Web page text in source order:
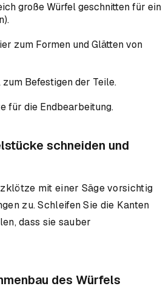
große Würfel geschnitten für ein
zum Formen und Glätten von
Befestigen der Teile.
für die Endbearbeitung.
schneiden und
mit einer Säge vorsichtig
zu. Schleifen Sie die Kanten
dass sie sauber
des Würfels